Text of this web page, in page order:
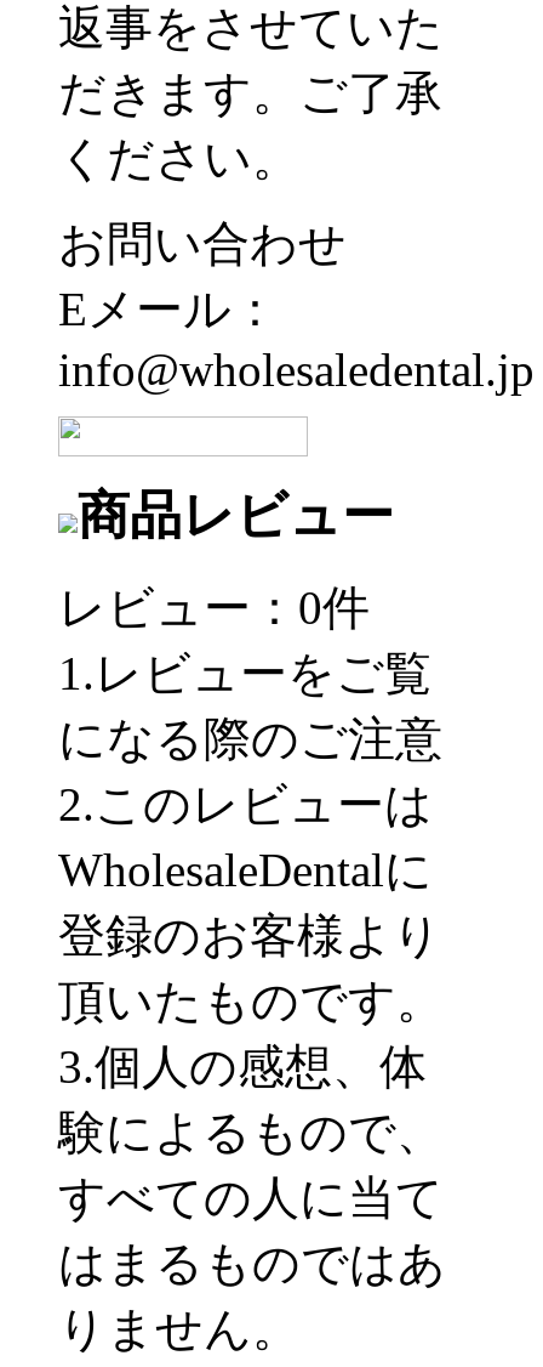
返事をさせていた
だきます。ご了承
ください。
お問い合わせ
Eメール：
info@wholesaledental.jp
商品レビュー
レビュー：0件
1.レビューをご覧
になる際のご注意
2.このレビューは
WholesaleDentalに
登録のお客様より
頂いたものです。
3.個人の感想、体
験によるもので、
すべての人に当て
はまるものではあ
りません。